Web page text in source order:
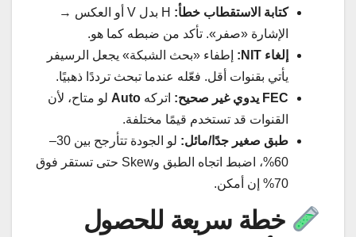
كتابة الاستقطاب خطأ:
H بدل V أو العكس →
الإشارة «صفر». تأكد من ضبطه كما هو.
إلغاء NIT:
إطفاء «بحث الشبكة» يجعل الرسيفر
يأتي بقنوات أقل. فعّله عندما تبحث ترددًا ذهبيًا.
FEC يدوي غير صحيح:
اتركه Auto لو متاح، لأن
القنوات قد تستخدم قيمًا مختلفة.
طبق صغير جدًا/مائل:
لو الجودة تتأرجح بين 30–
60%، اضبط اتجاه الطبق وSkew حتى تستقر فوق
70% إن أمكن.
خطة سريعة للحصول